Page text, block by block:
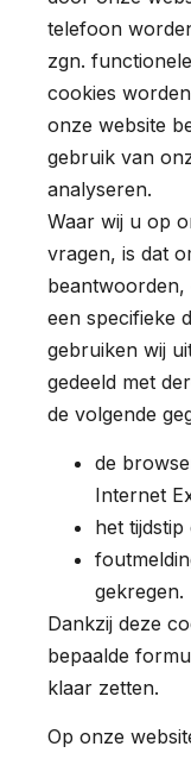
telefoon
zgn.
cookies
onze website
gebruik van
analyseren.
Waar wij u op
vragen, is dat
een specifieke
gebruiken wij
gedeeld met
de volgende
de
Internet
het
gekregen.
Dankzij deze
bepaalde
klaar zetten.
Op onze